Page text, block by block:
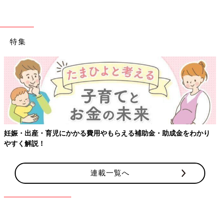
特集
妊娠・出産・育児にかかる費用やもらえる補助金・助成金をわかり
やすく解説！
連載一覧へ